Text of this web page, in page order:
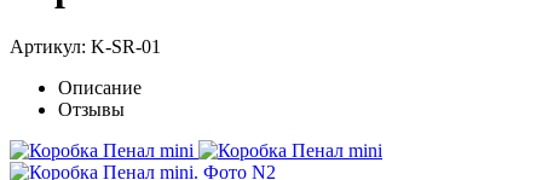
Артикул: K-SR-01
Описание
Отзывы